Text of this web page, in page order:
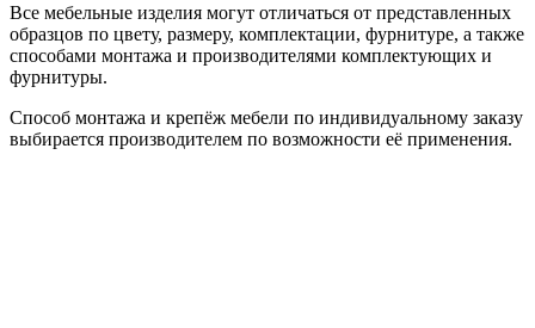
Все мебельные изделия могут отличаться от представленных
образцов по цвету, размеру, комплектации, фурнитуре, а также
способами монтажа и производителями комплектующих и
фурнитуры.
Способ монтажа и крепёж мебели по индивидуальному заказу
выбирается производителем по возможности её применения.